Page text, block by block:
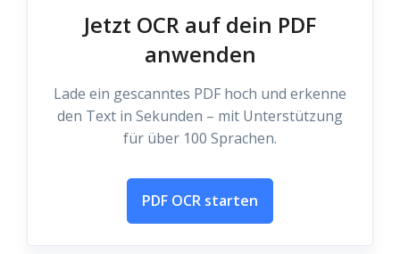
Jetzt OCR auf dein PDF
anwenden
Lade ein gescanntes PDF hoch und erkenne
den Text in Sekunden – mit Unterstützung
für über 100 Sprachen.
PDF OCR starten